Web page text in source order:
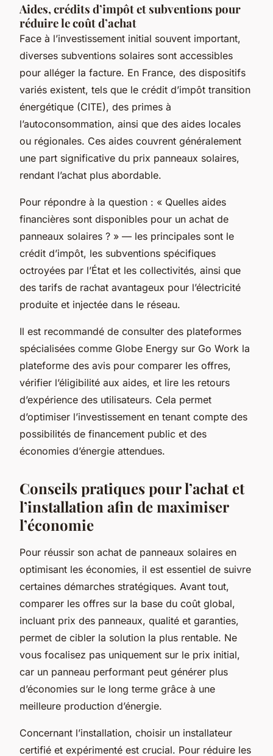
Aides, crédits d’impôt et subventions pour
réduire le coût d’achat
Face à l’investissement initial souvent important,
diverses subventions solaires sont accessibles
pour alléger la facture. En France, des dispositifs
variés existent, tels que le crédit d’impôt transition
énergétique (CITE), des primes à
l’autoconsommation, ainsi que des aides locales
ou régionales. Ces aides couvrent généralement
une part significative du prix panneaux solaires,
rendant l’achat plus abordable.
Pour répondre à la question : « Quelles aides
financières sont disponibles pour un achat de
panneaux solaires ? » — les principales sont le
crédit d’impôt, les subventions spécifiques
octroyées par l’État et les collectivités, ainsi que
des tarifs de rachat avantageux pour l’électricité
produite et injectée dans le réseau.
Il est recommandé de consulter des plateformes
spécialisées comme Globe Energy sur Go Work la
plateforme des avis pour comparer les offres,
vérifier l’éligibilité aux aides, et lire les retours
d’expérience des utilisateurs. Cela permet
d’optimiser l’investissement en tenant compte des
possibilités de financement public et des
économies d’énergie attendues.
Conseils pratiques pour l’achat et
l’installation afin de maximiser
l’économie
Pour réussir son achat de panneaux solaires en
optimisant les économies, il est essentiel de suivre
certaines démarches stratégiques. Avant tout,
comparer les offres sur la base du coût global,
incluant prix des panneaux, qualité et garanties,
permet de cibler la solution la plus rentable. Ne
vous focalisez pas uniquement sur le prix initial,
car un panneau performant peut générer plus
d’économies sur le long terme grâce à une
meilleure production d’énergie.
Concernant l’installation, choisir un installateur
certifié et expérimenté est crucial. Pour réduire les